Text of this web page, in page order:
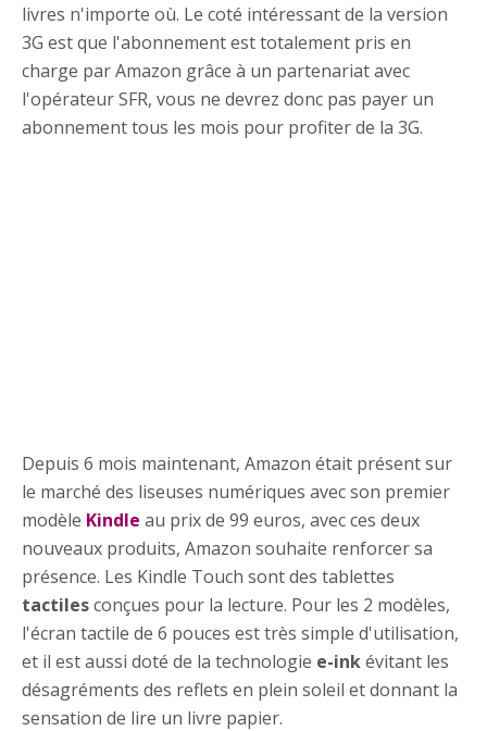
livres n'importe où. Le coté intéressant de la version
3G est que l'abonnement est totalement pris en
charge par Amazon grâce à un partenariat avec
l'opérateur SFR, vous ne devrez donc pas payer un
abonnement tous les mois pour profiter de la 3G.
Depuis 6 mois maintenant, Amazon était présent sur
le marché des liseuses numériques avec son premier
modèle Kindle au prix de 99 euros, avec ces deux
nouveaux produits, Amazon souhaite renforcer sa
présence. Les Kindle Touch sont des tablettes
tactilesconçues pour la lecture. Pour les 2 modèles,
l'écran tactile de 6 pouces est très simple d'utilisation,
et il est aussi doté de la technologie e-inkévitant les
désagréments des reflets en plein soleil et donnant la
sensation de lire un livre papier.